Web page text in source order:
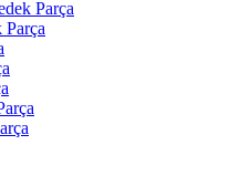
Parça
Parça